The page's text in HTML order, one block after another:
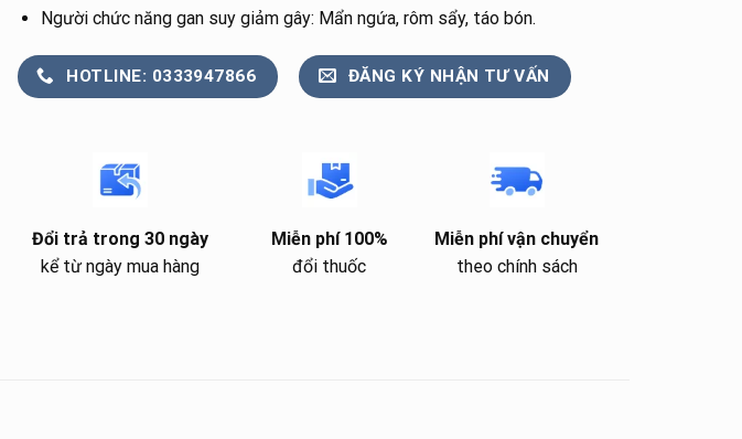
Người chức năng gan suy giảm gây: Mẩn ngứa, rôm sẩy, táo bón.
HOTLINE: 0333947866 ĐĂNG KÝ NHẬN TƯ VẤN
Đổi trả trong 30 ngày
kể từ ngày mua hàng
Miễn phí 100%
đổi thuốc
Miễn phí vận chuyển
theo chính sách